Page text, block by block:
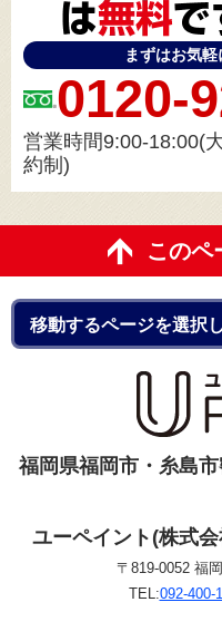
まずはお気軽
0120-
営業時間9:00-18:00(
約制)
このペ
福岡県福岡市・糸島
ユーペイント(株式
〒819-0052 福
TEL:092-400-